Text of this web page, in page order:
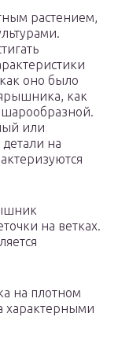
растением,
оно было
как
шарообразной.
или
на
на ветках.
на плотном
характерными